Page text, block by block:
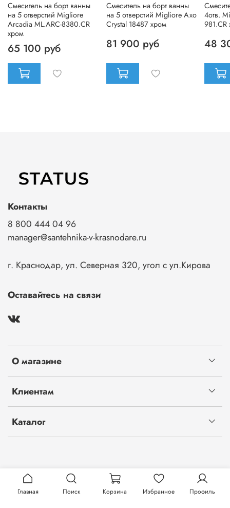
Смеситель на борт ванны
на 5 отверстий Migliore
Arcadia ML.ARC-8380.CR
хром
65 100 руб
Смеситель на борт ванны
на 5 отверстий Migliore Axo
Crystal 18487 хром
81 900 руб
4отв.
981.CR
48
О магазине
Клиентам
Каталог
Контакты
8 800 444 04 96
manager@santehnika-v-krasnodare.ru
г. Краснодар, ул. Северная 320, угол с ул.Кирова
Оставайтесь на связи
Главная Поиск Корзина Избранное Профиль